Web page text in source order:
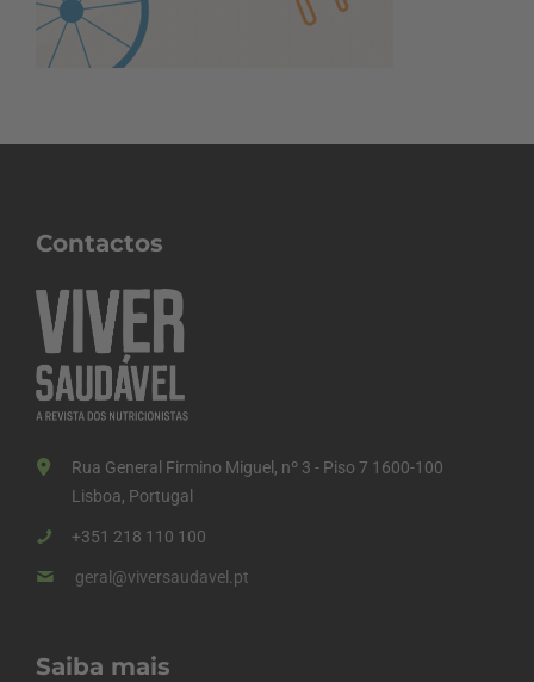
Contactos
Rua General Firmino Miguel, nº 3 - Piso 7 1600-100
Lisboa, Portugal
+351 218 110 100
geral@viversaudavel.pt
Saiba mais